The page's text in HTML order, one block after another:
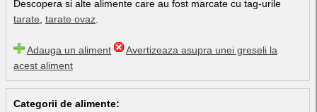
Descopera si alte alimente care au fost marcate cu tag-urile
tarate tarate ovaz
Adauga un aliment
Avertizeaza asupra unei greseli la
acest aliment
Categorii de alimente: